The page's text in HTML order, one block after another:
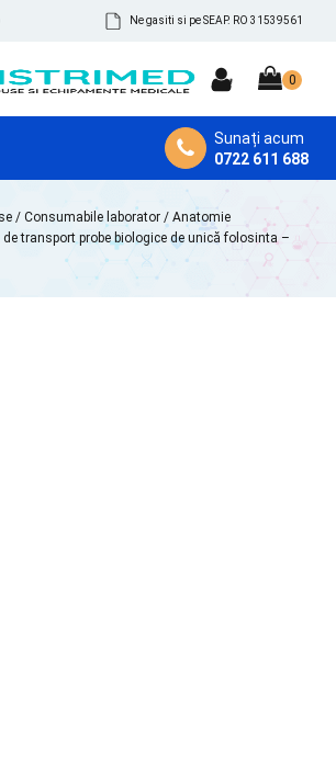
Ne gasiti si pe SEAP. RO 31539561
Sunați acum
0722 611 688
/ Consumabile laborator / Anatomie
de transport probe biologice de unică folosinta –